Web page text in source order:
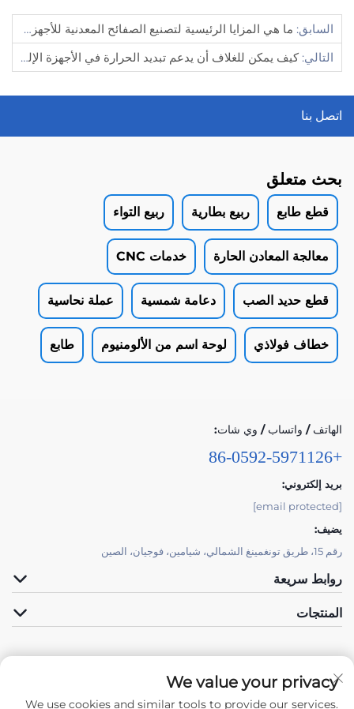
السابق: ما هي المزايا الرئيسية لتصنيع الصفائح المعدنية للأجهزة الصغيرة؟
التالي:كيف يمكن للغلاف أن يدعم تبديد الحرارة في الأجهزة الإلكترونية؟
اتصل بنا
بحث متعلق
قطع طابع ربيع بطارية ربيع التواء
معالجة المعادن الحارة خدمات CNC
قطع حديد الصب دعامة شمسية عملة نحاسية
خطاف فولاذي لوحة اسم من الألومنيوم طابع
الهاتف / واتساب / وي شات:
+86-0592-5971126
بريد إلكتروني:
[email protected]
يضيف:
رقم 15، طريق تونغمينغ الشمالي، شيامين، فوجيان، الصين
روابط سريعة
المنتجات
We value your privacy
We use cookies and similar tools to provide our services.